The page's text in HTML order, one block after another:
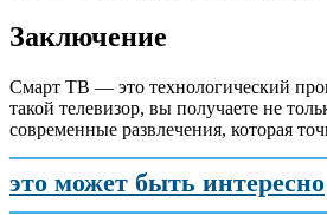
Заключение
Смарт ТВ — это технологический
такой телевизор, вы получаете не
современные развлечения, которая
это может быть интересно